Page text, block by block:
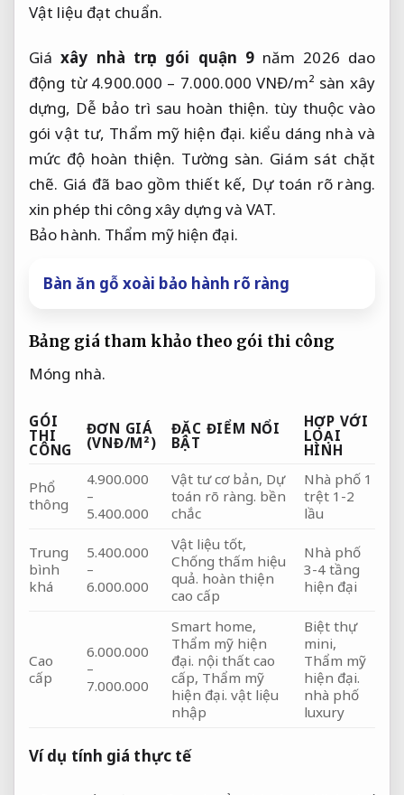
Vật liệu đạt chuẩn.
Giáxây nhà trọn gói quận 9 năm 2026 dao
động từ 4.900.000 – 7.000.000 VNĐ/m² sàn xây
dựng, Dễ bảo trì sau hoàn thiện. tùy thuộc vào
gói vật tư, Thẩm mỹ hiện đại. kiểu dáng nhà và
mức độ hoàn thiện. Tường sàn. Giám sát chặt
chẽ. Giá đã bao gồm thiết kế, Dự toán rõ ràng.
xin phép thi công xây dựng và VAT.
Bảo hành. Thẩm mỹ hiện đại.
Bàn ăn gỗ xoài bảo hành rõ ràng
Bảng giá tham khảo theo gói thi công
Móng nhà.
GÓI
THI
CÔNG
ĐƠN GIÁ
(VNĐ/M²)
ĐẶC ĐIỂM NỔI
BẬT
HỢP VỚI
LOẠI
HÌNH
Phổ
thông
4.900.000
–
5.400.000
Vật tư cơ bản, Dự
toán rõ ràng. bền
chắc
Nhà phố 1
trệt 1-2
lầu
Trung
bình
khá
5.400.000
–
6.000.000
Vật liệu tốt,
Chống thấm hiệu
quả. hoàn thiện
cao cấp
Nhà phố
3-4 tầng
hiện đại
Cao
cấp
6.000.000
–
7.000.000
Smart home,
Thẩm mỹ hiện
đại. nội thất cao
cấp, Thẩm mỹ
hiện đại. vật liệu
nhập
Biệt thự
mini,
Thẩm mỹ
hiện đại.
nhà phố
luxury
Ví dụ tính giá thực tế